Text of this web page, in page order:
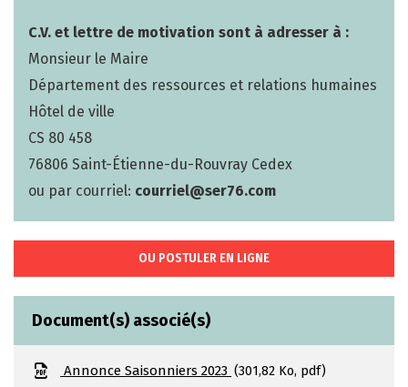
C.V. et lettre de motivation sont à adresser à :
Monsieur le Maire
Département des ressources et relations humaines
Hôtel de ville
CS 80 458
76806 Saint-Étienne-du-Rouvray Cedex
ou par courriel: courriel@ser76.com
OU POSTULER EN LIGNE
Document(s) associé(s)
Annonce Saisonniers 2023 301,82 Ko, pdf